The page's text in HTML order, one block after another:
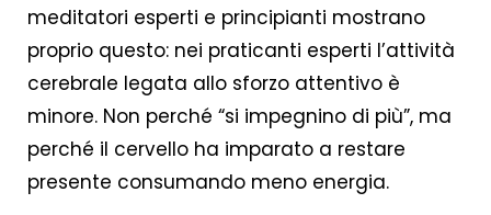
meditatori esperti e principianti mostrano
proprio questo: nei praticanti esperti l’attività
cerebrale legata allo sforzo attentivo è
minore. Non perché “si impegnino di più”, ma
perché il cervello ha imparato a restare
presente consumando meno energia.